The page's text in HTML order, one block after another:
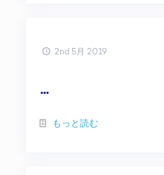
2nd 5月 2019
...
もっと読む